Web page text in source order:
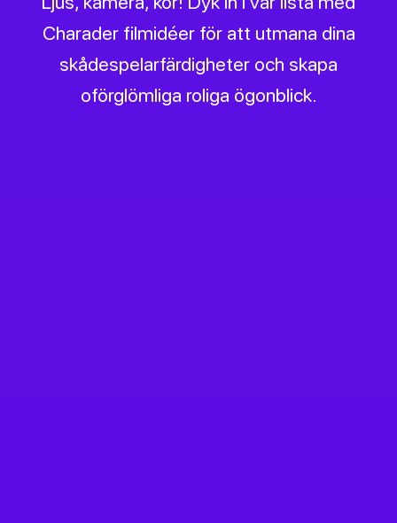
Charader filmidéer för att utmana dina
skådespelarfärdigheter och skapa
oförglömliga roliga ögonblick.